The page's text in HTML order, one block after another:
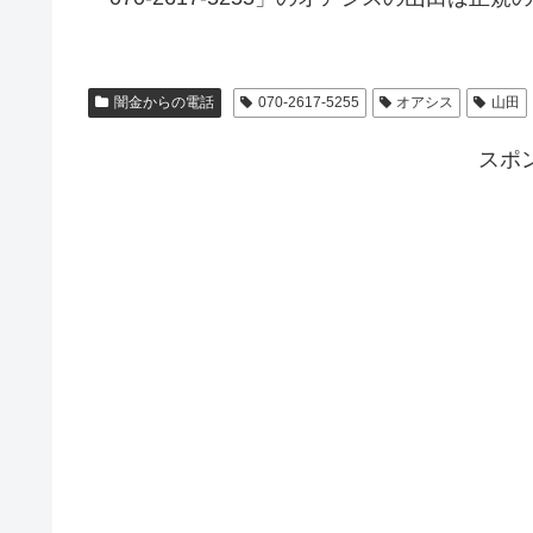
闇金からの電話 070-2617-5255 オアシス 山田
スポ